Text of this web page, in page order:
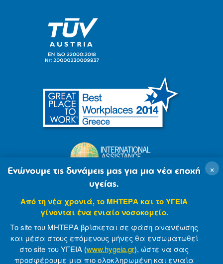
© 2007-2021 MITERA S.A Privacy Policy
×
Ενώνουμε τις δυνάμεις μας για μια νέα εποχή
υγείας.
Από τη νέα χρονιά, το ΜΗΤΕΡΑ και το ΥΓΕΙΑ
γίνονται ένα ενιαίο νοσοκομείο.
Το site του ΜΗΤΕΡΑ βρίσκεται σε φάση ανανέωσης
και μέσα στους επόμενους μήνες θα ενσωματωθεί
στο site του ΥΓΕΙΑ (www.hygeia.gr), ώστε να σας
προσφέρουμε μια πιο ολοκληρωμένη και ενιαία